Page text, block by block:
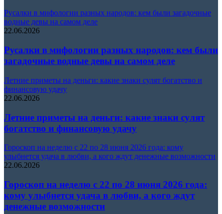
Русалки в мифологии разных народов: кем были загадочные
водные девы на самом деле
22.06.2026
Русалки в мифологии разных народов: кем были
загадочные водные девы на самом деле
Летние приметы на деньги: какие знаки сулят богатство и
финансовую удачу
22.06.2026
Летние приметы на деньги: какие знаки сулят
богатство и финансовую удачу
Гороскоп на неделю с 22 по 28 июня 2026 года: кому
улыбнется удача в любви, а кого ждут денежные возможности
22.06.2026
Гороскоп на неделю с 22 по 28 июня 2026 года:
кому улыбнется удача в любви, а кого ждут
денежные возможности